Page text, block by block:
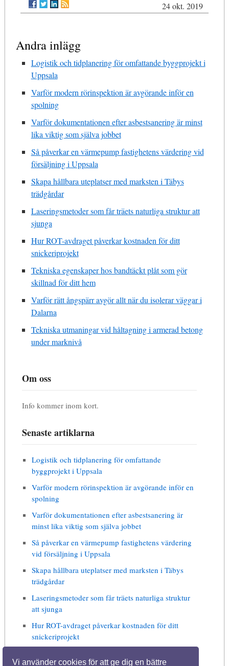
Vi använder cookies för att ge dig en bättre
24 okt. 2019
Andra inlägg
Logistik och tidplanering för omfattande byggprojekt i
Uppsala
Varför modern rörinspektion är avgörande inför en
spolning
Varför dokumentationen efter asbestsanering är minst
lika viktig som själva jobbet
Så påverkar en värmepump fastighetens värdering vid
försäljning i Uppsala
Skapa hållbara uteplatser med marksten i Täbys
trädgårdar
Laseringsmetoder som får träets naturliga struktur att
sjunga
Hur ROT-avdraget påverkar kostnaden för ditt
snickeriprojekt
Tekniska egenskaper hos bandtäckt plåt som gör
skillnad för ditt hem
Varför rätt ångspärr avgör allt när du isolerar väggar i
Dalarna
Tekniska utmaningar vid håltagning i armerad betong
under marknivå
Om oss
Info kommer inom kort.
Senaste artiklarna
Logistik och tidplanering för omfattande
byggprojekt i Uppsala
Varför modern rörinspektion är avgörande inför en
spolning
Varför dokumentationen efter asbestsanering är
minst lika viktig som själva jobbet
Så påverkar en värmepump fastighetens värdering
vid försäljning i Uppsala
Skapa hållbara uteplatser med marksten i Täbys
trädgårdar
Laseringsmetoder som får träets naturliga struktur
att sjunga
Hur ROT-avdraget påverkar kostnaden för ditt
snickeriprojekt